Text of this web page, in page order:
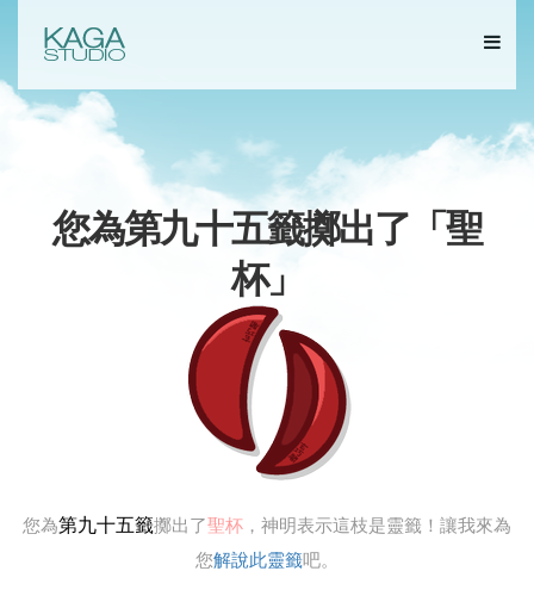
您為第九十五籤擲出了「聖
杯」
您為第九十五籤擲出了聖杯 ，神明表示這枝是靈籤！讓我來為
您解說此靈籤吧。